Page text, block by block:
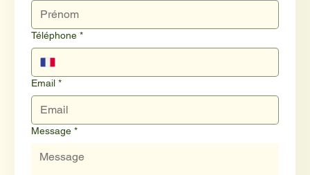
Téléphone *
Email *
Message *